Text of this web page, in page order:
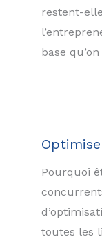
restent-
base
Pourquoi
toutes les